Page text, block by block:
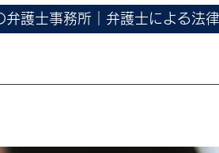
弁護士事務所｜弁護士による法